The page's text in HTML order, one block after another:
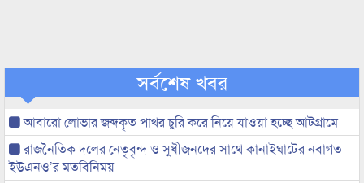
সর্বশেষ খবর
আবারো লোভার জব্দকৃত পাথর চুরি করে নিয়ে যাওয়া হচ্ছে আটগ্রামে
রাজনৈতিক দলের নেতৃবৃন্দ ও সুধীজনদের সাথে কানাইঘাটের নবাগত
ইউএনও’র মতবিনিময়